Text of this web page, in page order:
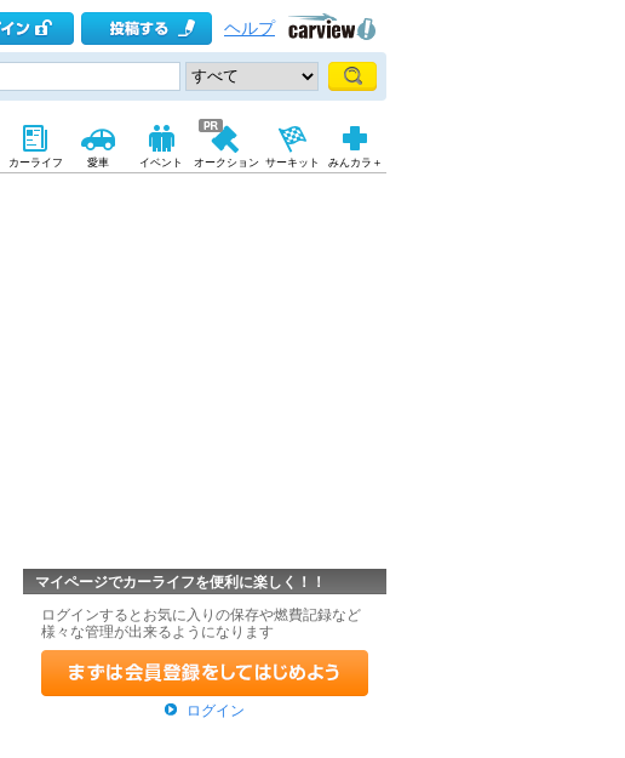
ヘルプ
カーライフ 愛車 イベント オークション サーキット みんカラ＋
マイページでカーライフを便利に楽しく！！
ログインするとお気に入りの保存や燃費記録など
様々な管理が出来るようになります
ログイン